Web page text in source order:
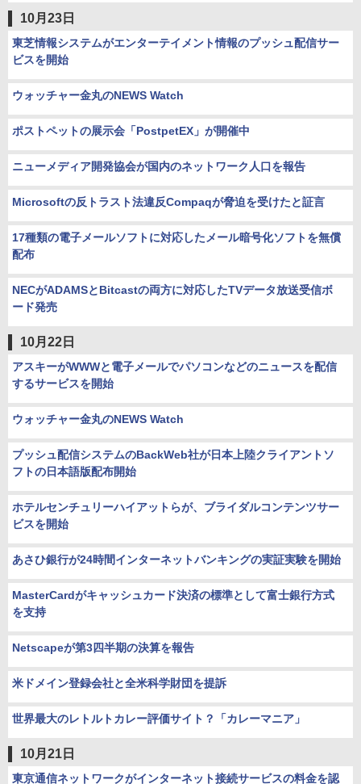
10月23日
東芝情報システムがエンターテイメント情報のプッシュ配信サー
ビスを開始
ウォッチャー金丸のNEWS Watch
ポストペットの展示会「PostpetEX」が開催中
ニューメディア開発協会が国内のネットワーク人口を報告
Microsoftの反トラスト法違反Compaqが脅迫を受けたと証言
17種類の電子メールソフトに対応したメール暗号化ソフトを無償
配布
NECがADAMSとBitcastの両方に対応したTVデータ放送受信ボ
ード発売
10月22日
アスキーがWWWと電子メールでパソコンなどのニュースを配信
するサービスを開始
ウォッチャー金丸のNEWS Watch
プッシュ配信システムのBackWeb社が日本上陸クライアントソ
フトの日本語版配布開始
ホテルセンチュリーハイアットらが、ブライダルコンテンツサー
ビスを開始
あさひ銀行が24時間インターネットバンキングの実証実験を開始
MasterCardがキャッシュカード決済の標準として富士銀行方式
を支持
Netscapeが第3四半期の決算を報告
米ドメイン登録会社と全米科学財団を提訴
世界最大のレトルトカレー評価サイト？「カレーマニア」
10月21日
東京通信ネットワークがインターネット接続サービスの料金を認